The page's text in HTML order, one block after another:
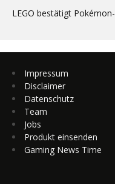
LEGO bestätigt
Impressum
Disclaimer
Datenschutz
Team
Jobs
Produkt einsenden
Gaming News Time